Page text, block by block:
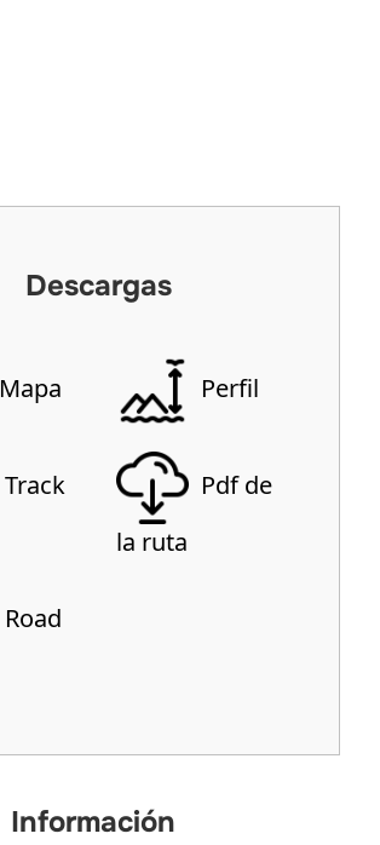
Descargas
Mapa Perfil
Track
Pdf de
la ruta
Road
Información